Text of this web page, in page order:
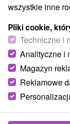
Orechová Potôň
wszystkie inne
Pliki cookie,
Techniczne i
Analityczne i
Magazyn
Reklamowe